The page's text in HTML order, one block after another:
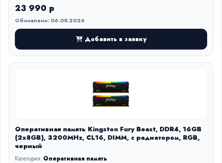
23 990 р
Обновлено: 06.08.2026
Добавить в заявку
Оперативная память Kingston Fury Beast, DDR4, 16GB
(2x8GB), 3200MHz, CL16, DIMM, с радиатором, RGB,
черный
Категория: Оперативная память